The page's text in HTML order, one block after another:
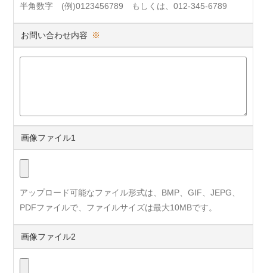
半角数字 (例)0123456789 もしくは、012-345-6789
お問い合わせ内容 ※
画像ファイル1
アップロード可能なファイル形式は、BMP、GIF、JEPG、
PDFファイルで、ファイルサイズは最大10MBです。
画像ファイル2